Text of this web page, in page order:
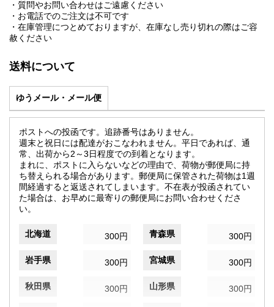
・質問やお問い合わせはご遠慮ください
・お電話でのご注文は不可です
・在庫管理につとめておりますが、在庫なし売り切れの際はご容
赦ください
送料について
ゆうメール・メール便
ポストへの投函です。追跡番号はありません。
週末と祝日には配達がおこなわれません。平日であれば、通
常、出荷から2～3日程度での到着となります。
まれに、ポストに入らないなどの理由で、荷物が郵便局に持
ち替えられる場合があります。郵便局に保管された荷物は1週
間経過すると返送されてしまいます。不在表が投函されてい
た場合は、お早めに最寄りの郵便局にお問い合わせくださ
い。
北海道 300円 青森県 300円
岩手県 300円 宮城県 300円
秋田県 300円 山形県 300円